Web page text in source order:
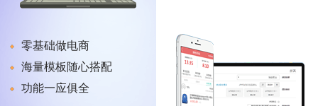
零基础做电商
海量模板随心搭配
功能一应俱全